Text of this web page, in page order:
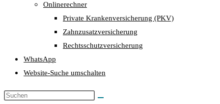
Onlinerechner
Private Krankenversicherung (PKV)
Zahnzusatzversicherung
Rechtsschutzversicherung
WhatsApp
Website-Suche umschalten